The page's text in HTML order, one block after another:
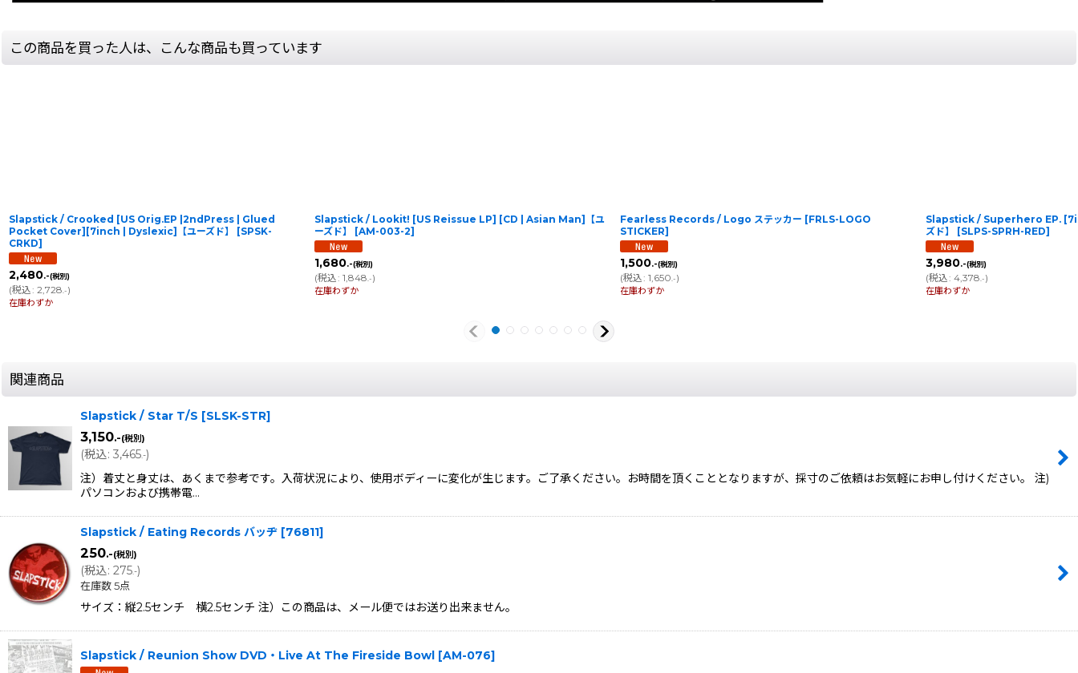
この商品を買った人は、こんな商品も買っています
Slapstick / Crooked [US Orig.EP |2ndPress | Glued
Pocket Cover][7inch | Dyslexic]【ユーズド】
[SPSK-
CRKD]
2,480.-(税別)
(税込: 2,728 .-)
在庫わずか
Slapstick / Lookit! [US Reissue LP] [CD | Asian Man]【ユ
ーズド】
[AM-003-2]
1,680.-(税別)
(税込: 1,848.-)
在庫わずか
Fearless Records / Logo ステッカー [FRLS-LOGO
STICKER]
1,500.-(税別)
(税込: 1,650.-)
在庫わずか
Slapstick / Superhero EP.
ズド】
[SLPS-SPRH-RED]
3,980.-(税別)
(税込: 4,378.-)
在庫わずか
関連商品
Slapstick / Star T/S [SLSK-STR]
3,150.-(税別)
(税込: 3,465.-)
注）着丈と身丈は、あくまで参考です。入荷状況により、使用ボディーに変化が生じます。ご了承ください。お時間を頂くこととなりますが、採寸のご依頼はお気軽にお申し付けください。 注)
パソコンおよび携帯電…
Slapstick / Eating Records バッヂ [76811]
250.-(税別)
(税込: 275.-)
在庫数 5点
サイズ：縦2.5センチ 横2.5センチ 注）この商品は、メール便ではお送り出来ません。
Slapstick / Reunion Show DVD・Live At The Fireside Bowl [AM-076]